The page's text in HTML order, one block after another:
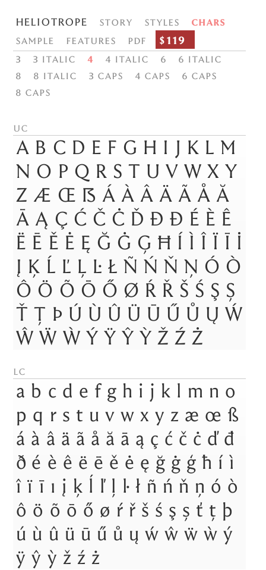
Heliotrope Story Styles
Chars
Sample
Features PDF $119
3 3 italic 4 4 italic 6
6 italic
8
8 italic 3 Caps 4 Caps
6 Caps
8 Caps
uc
A B C D E F G H I J K L M
N O P Q R S T U V W X Y
Z Æ Œ ẞ Á À Â Ä Ã Å Ă
Ā Ą Ç Ć Č Ċ Ď Đ Ð É È Ê
Ë Ē Ě Ė Ę Ğ Ġ Ģ Ħ Í Ì Î Ï Ī İ
Į Ķ Ĺ Ľ Ļ Ŀ Ł Ñ Ń Ň Ņ Ó Ò
Ô Ö Õ Ō Ő Ø Ŕ Ř Š Ś Ş Ș
Ť Ţ Þ Ú Ù Û Ü Ū Ű Ů Ų Ẃ
Ŵ Ẅ Ẁ Ý Ÿ Ŷ Ỳ Ž Ź Ż
lc
a b c d e f g h i j k l m n o
p q r s t u v w x y z æ œ ß
á à â ä ã å ă ā ą ç ć č ċ ď đ
ð é è ê ë ē ě ė ę ğ ġ ģ ħ í ì
î ï ī ı į ķ ĺ ľ ļ ŀ ł ñ ń ň ņ ó ò
ô ö õ ō ő ø ŕ ř š ś ş ș ť ţ þ
ú ù û ü ū ű ů ų ẃ ŵ ẅ ẁ ý
ÿ ŷ ỳ ž ź ż